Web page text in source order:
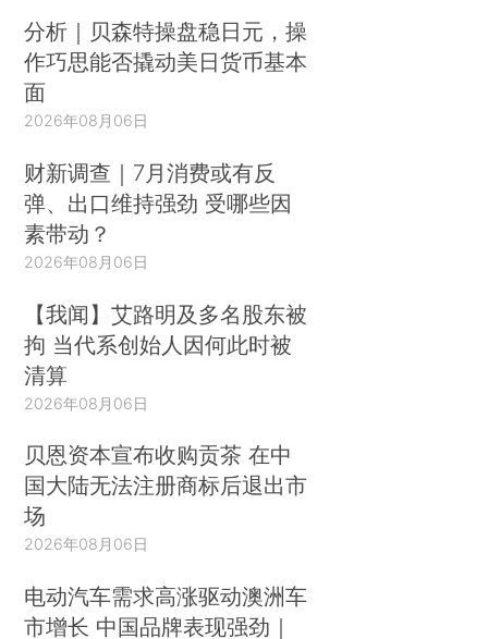
分析｜贝森特操盘稳日元，操
作巧思能否撬动美日货币基本
面
2026年08月06日
财新调查｜7月消费或有反
弹、出口维持强劲 受哪些因
素带动？
2026年08月06日
【我闻】艾路明及多名股东被
拘 当代系创始人因何此时被
清算
2026年08月06日
贝恩资本宣布收购贡茶 在中
国大陆无法注册商标后退出市
场
2026年08月06日
电动汽车需求高涨驱动澳洲车
市增长 中国品牌表现强劲｜